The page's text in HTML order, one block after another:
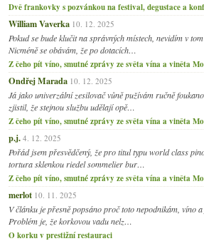
Dvě frankovky s pozvánkou na festival, degustace a
William Vaverka 10. 12. 2025
Pokud se bude klučit na správných místech, nevidím v
Nicméně se obávám, že po dotacích…
Z čeho pít víno, smutné zprávy ze světa vína a viněta
Ondřej Marada 10. 12. 2025
Já jako univerzální zesilovač vůně pužívám ručně
zjistil, že stejnou službu udělají opě…
Z čeho pít víno, smutné zprávy ze světa vína a viněta
p.j. 4. 12. 2025
Pořád jsem přesvědčený, že pro titul typu world class
tortura sklenkou riedel sommelier bur…
Z čeho pít víno, smutné zprávy ze světa vína a viněta
merlot 10. 11. 2025
V článku je přesně popsáno proč toto nepodnikám, víno
Problém je, že korkovou vadu nelz…
O korku v prestižní restauraci